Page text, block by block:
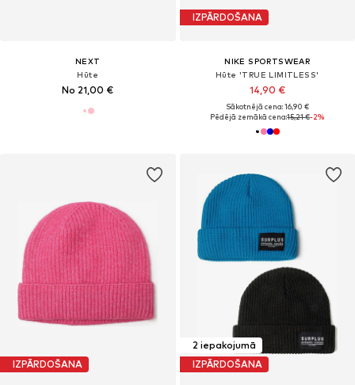
NEXT
Hūte
No 21,00 €
IZPĀRDOŠANA
NIKE SPORTSWEAR
Hūte 'TRUE LIMITLESS'
14,90 €
Sākotnējā cena: 16,90 €
Pēdējā zemākā cena:15,21 €-2%
IZPĀRDOŠANA
2 iepakojumā
IZPĀRDOŠANA